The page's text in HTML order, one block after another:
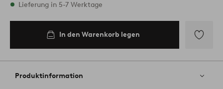
Vorrätig
Lieferung in 5-7 Werktage
In den Warenkorb legen
Favoriten
Produktinformation